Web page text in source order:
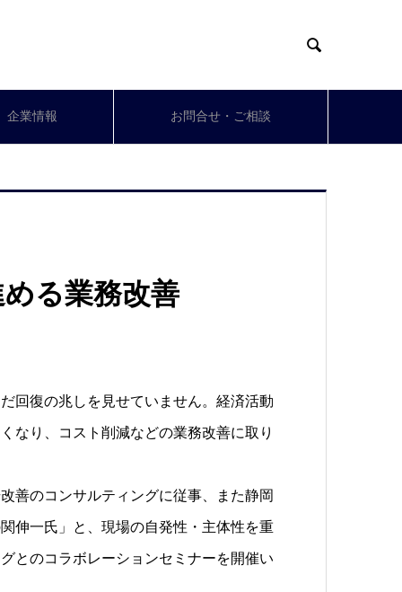

企業情報 お問合せ・ご相談
る業務改善
回復の兆しを見せていません。経済活動
なり、コスト削減などの業務改善に取り
善のコンサルティングに従事、また静岡
伸一氏」と、現場の自発性・主体性を重
とのコラボレーションセミナーを開催い